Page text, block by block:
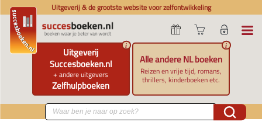
Uitgeverij & de grootste website voor zelfontwikkeling
Uitgeverij
Succesboeken.nl
+ andere uitgevers
Zelfhulpboeken
i
Alle andere NL boeken
Reizen en vrije tijd, romans,
thrillers, kinderboeken etc.
i